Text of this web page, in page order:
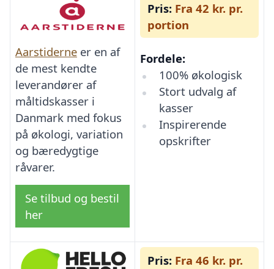
Aarstiderne er en af
de mest kendte
leverandører af
måltidskasser i
Danmark med fokus
på økologi, variation
og bæredygtige
råvarer.
Se tilbud og bestil
her
Pris: Fra 42 kr. pr.
portion
Fordele:
100% økologisk
Stort udvalg af
kasser
Inspirerende
opskrifter
Pris: Fra 46 kr. pr.